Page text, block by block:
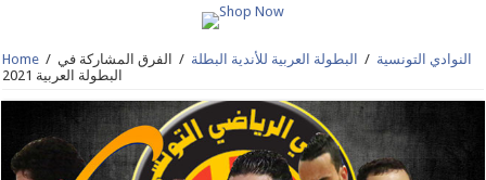
Home / النوادي التونسية / البطولة العربية للأندية البطلة /
الفرق المشاركة في
البطولة العربية 2021